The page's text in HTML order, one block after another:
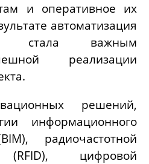
и оперативное их
автоматизация
стала важным
реализации
решений,
информационного
радиочастотной
(RFID), цифровой